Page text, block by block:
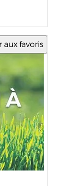
aux favoris